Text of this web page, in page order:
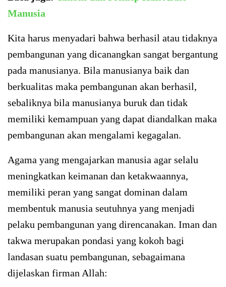
Manusia
Kita harus menyadari bahwa berhasil atau tidaknya
pembangunan yang dicanangkan sangat bergantung
pada manusianya. Bila manusianya baik dan
berkualitas maka pembangunan akan berhasil,
sebaliknya bila manusianya buruk dan tidak
memiliki kemampuan yang dapat diandalkan maka
pembangunan akan mengalami kegagalan.
Agama yang mengajarkan manusia agar selalu
meningkatkan keimanan dan ketakwaannya,
memiliki peran yang sangat dominan dalam
membentuk manusia seutuhnya yang menjadi
pelaku pembangunan yang direncanakan. Iman dan
takwa merupakan pondasi yang kokoh bagi
landasan suatu pembangunan, sebagaimana
dijelaskan firman Allah: